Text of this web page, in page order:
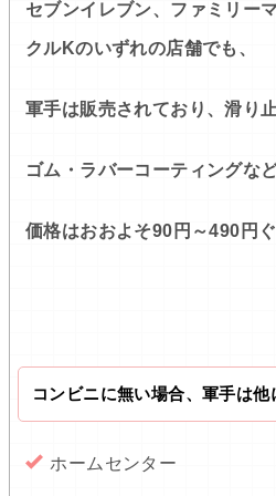
セブンイレブン、ファミリー
クルKのいずれの店舗でも、
軍手は販売されており、滑り
ゴム・ラバーコーティングな
価格はおおよそ90円～490円
コンビニに無い場合、軍手は
ホームセンター